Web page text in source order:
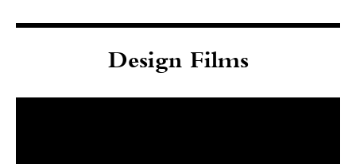
Design Films